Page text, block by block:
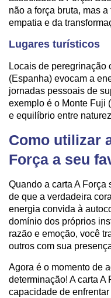
não a força bruta, mas
empatia e da
Lugares turísticos
Locais de peregrinação
(Espanha) evocam a
jornadas pessoais de
exemplo é o Monte Fuji
e equilíbrio entre
Como utilizar
Força a seu
Quando a carta A Força
de que a verdadeira
energia convida à
domínio dos próprios
razão e emoção, você
outros com sua
Agora é o momento de
determinação! A carta A
capacidade de